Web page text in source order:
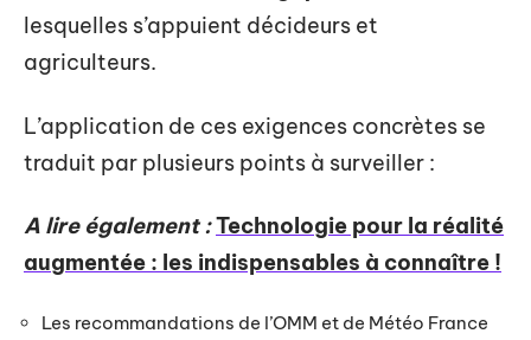
lesquelles s’appuient décideurs et
agriculteurs.
L’application de ces exigences concrètes se
traduit par plusieurs points à surveiller :
A lire également :Technologie pour la réalité
augmentée : les indispensables à connaître !
Les recommandations de l’OMM et de Météo France